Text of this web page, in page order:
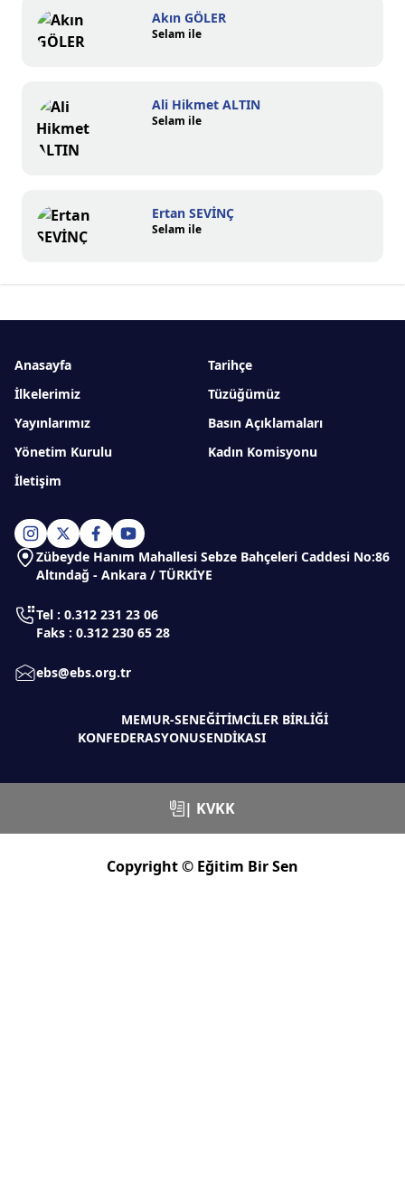
Akın GÖLER
Selam ile
Ali Hikmet ALTIN
Selam ile
Ertan SEVİNÇ
Selam ile
Anasayfa
Tarihçe
İlkelerimiz
Tüzüğümüz
Yayınlarımız
Basın Açıklamaları
Yönetim Kurulu
Kadın Komisyonu
İletişim
MEMUR-SEN
KONFEDERASYONU
EĞİTİMCİLER BİRLİĞİ
SENDİKASI
Zübeyde Hanım Mahallesi Sebze Bahçeleri Caddesi No:86
Altındağ - Ankara / TÜRKİYE
Tel : 0.312 231 23 06
Faks : 0.312 230 65 28
ebs@ebs.org.tr
Copyright © Eğitim Bir Sen
| KVKK